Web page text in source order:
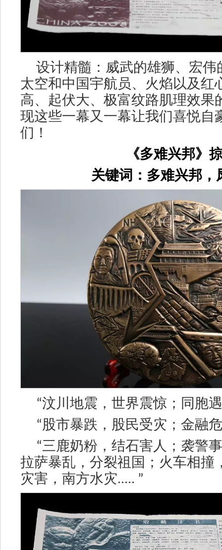
设计精髓：威武的雄狮、宏伟
太空和中国宇航员、火焰以及红
高、起伏大、极富纹路肌理效果
现这些一幕又一幕让我们喜悦自
们！
《多难兴邦》
关键词：多难兴邦，
“汶川地震，世界震惊；同胞
“股市暴跌，股民受灾；金融
“三鹿奶粉，结石害人；袭警
拉萨暴乱，分裂祖国；火车相撞
灾害，南方水灾..... ”